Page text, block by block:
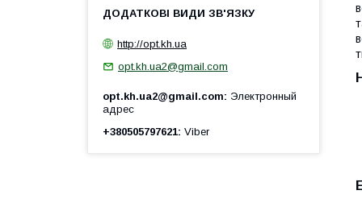
http://opt.kh.ua
opt.kh.ua2@gmail.com
opt.kh.ua2@gmail.com
Электронный
адрес
+380505797621 Viber